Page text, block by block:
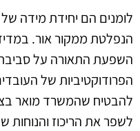
לומנים הם יחידת מידה
הנפלטת ממקור אור.
השפעת התאורה על
הפרודוקטיביות של
להבטיח שהמשרד מואר
לשפר את הריכוז והנוחות